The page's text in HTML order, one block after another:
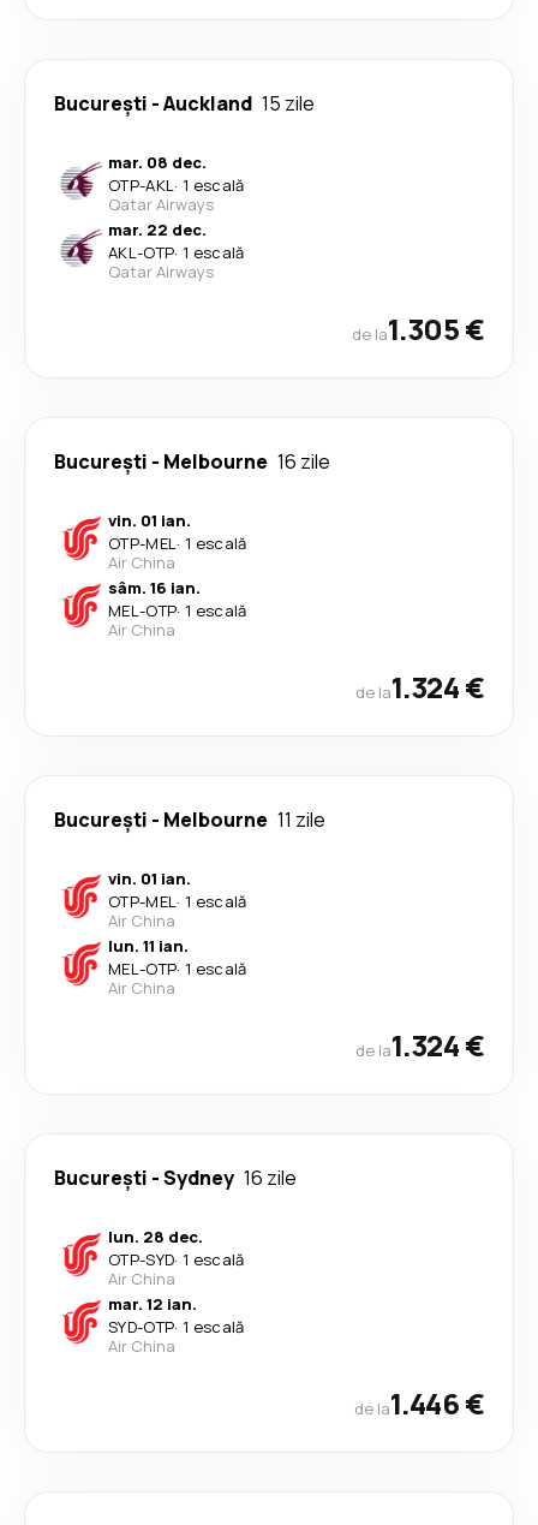
București -Auckland 15 zile
mar. 08 dec.
OTP-AKL· 1 escală
Qatar Airways
mar. 22 dec.
AKL-OTP· 1 escală
Qatar Airways
de la1.305 €
București - Melbourne 16 zile
vin. 01 ian.
OTP-MEL· 1 escală
Air China
sâm. 16 ian.
MEL-OTP· 1 escală
Air China
de la1.324 €
București - Melbourne 11 zile
vin. 01 ian.
OTP-MEL· 1 escală
Air China
lun. 11 ian.
MEL-OTP· 1 escală
Air China
de la1.324 €
București -Sydney 16 zile
lun. 28 dec.
OTP-SYD· 1 escală
Air China
mar. 12 ian.
SYD-OTP· 1 escală
Air China
de la1.446 €